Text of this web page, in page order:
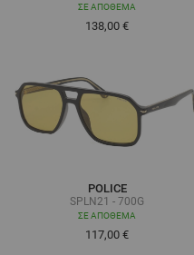
ΣΕ ΑΠΌΘΕΜΑ
138,00 €
POLICE
SPLN21 - 700G
ΣΕ ΑΠΌΘΕΜΑ
117,00 €